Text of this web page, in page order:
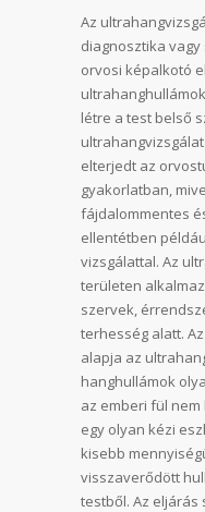
Az
diagnosztika
orvosi képalkotó
létre a test belső
elterjedt az
gyakorlatban,
fájdalommentes
ellentétben
vizsgálattal. Az
területen
szervek,
terhesség alatt.
alapja az
hanghullámok
az emberi fül
egy olyan kézi
kisebb
visszaverődött
testből. Az eljárás